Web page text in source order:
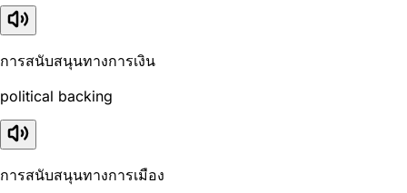
การสนับสนุนทางการเงิน
political backing
การสนับสนุนทางการเมือง